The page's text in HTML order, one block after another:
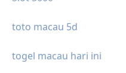
toto macau 5d
togel macau hari ini